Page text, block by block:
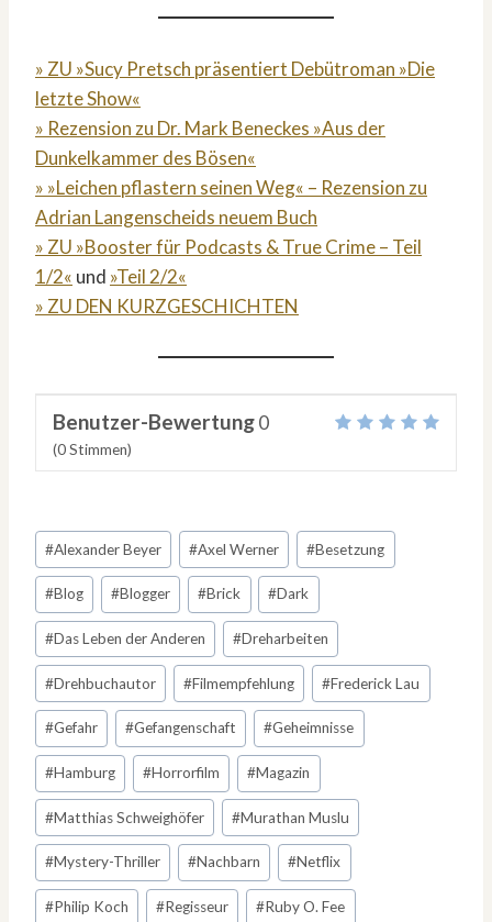
» ZU »Sucy Pretsch präsentiert Debütroman »Die
letzte Show«
» Rezension zu Dr. Mark Beneckes »Aus der
Dunkelkammer des Bösen«
» »Leichen pflastern seinen Weg« – Rezension zu
Adrian Langenscheids neuem Buch
» ZU »Booster für Podcasts & True Crime – Teil
1/2« und »Teil 2/2«
» ZU DEN KURZGESCHICHTEN
Benutzer-Bewertung0
(0Stimmen)
Schlagworte:
#Alexander Beyer #Axel Werner #Besetzung
#Blog #Blogger #Brick #Dark
#Das Leben der Anderen #Dreharbeiten
#Drehbuchautor #Filmempfehlung #Frederick Lau
#Gefahr #Gefangenschaft #Geheimnisse
#Hamburg #Horrorfilm #Magazin
#Matthias Schweighöfer #Murathan Muslu
#Mystery-Thriller #Nachbarn #Netflix
#Philip Koch #Regisseur #Ruby O. Fee